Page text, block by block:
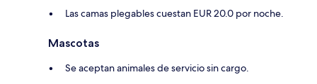
Las camas plegables cuestan EUR 20.0 por noche.
Mascotas
Se aceptan animales de servicio sin cargo.